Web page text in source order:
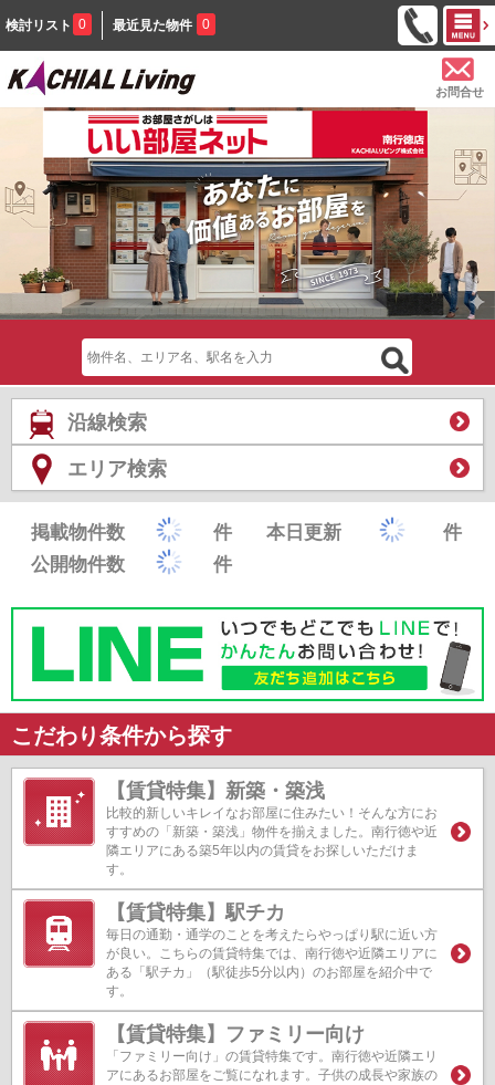
検討リスト 0 最近見た物件 0
お問合せ
沿線検索
エリア検索
掲載物件数 件 本日更新
件
公開物件数
件
こだわり条件から探す
【賃貸特集】新築・築浅
比較的新しいキレイなお部屋に住みたい！そんな方にお
すすめの「新築・築浅」物件を揃えました。南行徳や近
隣エリアにある築5年以内の賃貸をお探しいただけま
す。
【賃貸特集】駅チカ
毎日の通勤・通学のことを考えたらやっぱり駅に近い方
が良い。こちらの賃貸特集では、南行徳や近隣エリアに
ある「駅チカ」（駅徒歩5分以内）のお部屋を紹介中で
す。
【賃貸特集】ファミリー向け
「ファミリー向け」の賃貸特集です。南行徳や近隣エリ
アにあるお部屋をご覧になれます。子供の成長や家族の